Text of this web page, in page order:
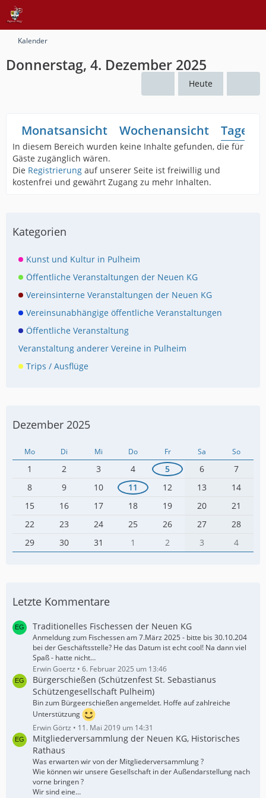
Kalender
Donnerstag, 4. Dezember 2025
Heute
Monatsansicht Wochenansicht
In diesem Bereich wurden keine Inhalte gefunden, die für
Gäste zugänglich wären.
Die Registrierung auf unserer Seite ist freiwillig und
kostenfrei und gewährt Zugang zu mehr Inhalten.
Kategorien
Kunst und Kultur in Pulheim
Öffentliche Veranstaltungen der Neuen KG
Vereinsinterne Veranstaltungen der Neuen KG
Vereinsunabhängige öffentliche Veranstaltungen
Öffentliche Veranstaltung
Veranstaltung anderer Vereine in Pulheim
Trips / Ausflüge
Dezember 2025
Mo Di Mi Do Fr Sa So
1 2 3 4 5 6
7
8
9 10 11 12 13
14
15
16 17 18 19 20
21
22
23 24 25 26 27
28
29
30 31 1 2 3 4
Letzte Kommentare
Traditionelles Fischessen der Neuen KG
Anmeldung zum Fischessen am 7.März 2025 - bitte bis 30.10.204
bei der Geschäftsstelle? He das Datum ist echt cool! Na dann viel
Spaß - hatte nicht…
Erwin Goertz
6. Februar 2025 um 13:46
Bürgerschießen (Schützenfest St. Sebastianus
Schützengesellschaft Pulheim)
Bin zum Bürgeerschießen angemeldet. Hoffe auf zahlreiche
Unterstützung
Erwin Görtz
11. Mai 2019 um 14:31
Mitgliederversammlung der Neuen KG, Historisches
Rathaus
Was erwarten wir von der Mitgliederversammlung ?
Wie können wir unsere Gesellschaft in der Außendarstellung nach
vorne bringen ?
Wir sind eine…